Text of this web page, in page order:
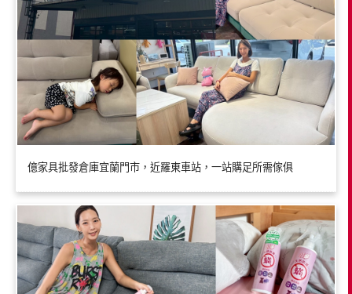
億家具批發倉庫宜蘭門市，近羅東車站，一站購足所需傢俱